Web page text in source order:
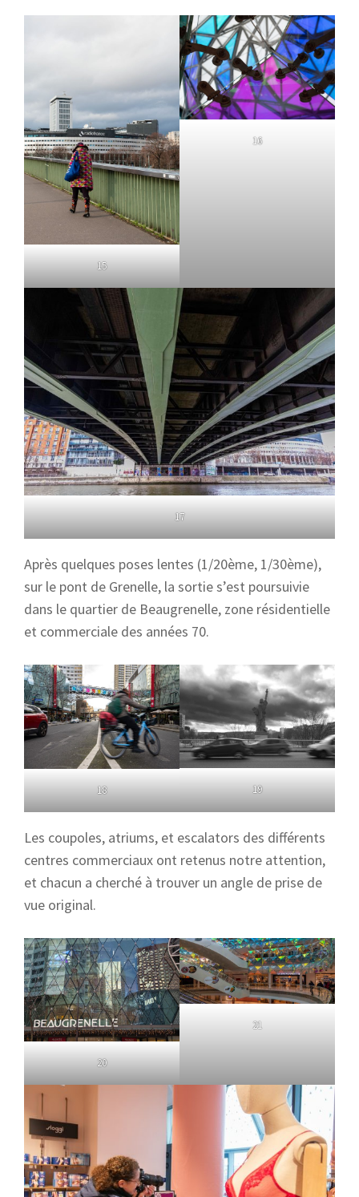
15
16
17
Après quelques poses lentes (1/20ème, 1/30ème),
sur le pont de Grenelle, la sortie s’est poursuivie
dans le quartier de Beaugrenelle, zone résidentielle
et commerciale des années 70.
18 19
Les coupoles, atriums, et escalators des différents
centres commerciaux ont retenus notre attention,
et chacun a cherché à trouver un angle de prise de
vue original.
20
21